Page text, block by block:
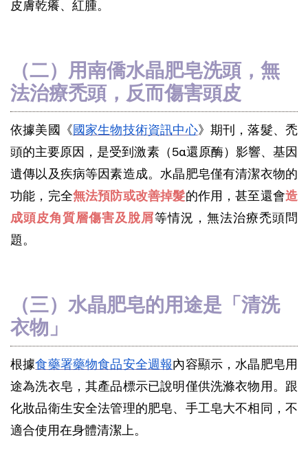
皮膚乾癢、紅腫。
（二）用南僑水晶肥皂洗頭，無
法治療禿頭，反而傷害頭皮
依據美國《國家生物技術資訊中心》期刊，落髮、禿
頭的主要原因，是受到激素（5α還原酶）影響、基因
遺傳以及疾病等因素造成。水晶肥皂僅有清潔衣物的
功能，完全無法預防或改善掉髮的作用，甚至還會造
成頭皮角質層傷害及脫屑等情況，無法治療禿頭問
題。
（三）水晶肥皂的用途是「清洗
衣物」
根據食藥署藥物食品安全週報內容顯示，水晶肥皂用
途為洗衣皂，其產品標示已說明僅供洗滌衣物用。跟
化妝品衛生安全法管理的肥皂、手工皂大不相同，不
適合使用在身體清潔上。